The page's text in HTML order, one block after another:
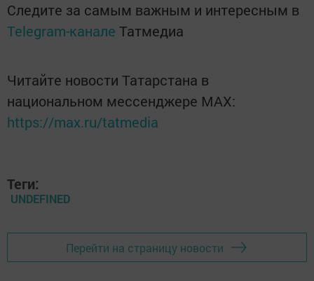
Следите за самым важным и интересным в
Telegram-канале Татмедиа
Читайте новости Татарстана в
национальном мессенджере MАХ:
https://max.ru/tatmedia
Теги:
UNDEFINED
Перейти на страницу новости